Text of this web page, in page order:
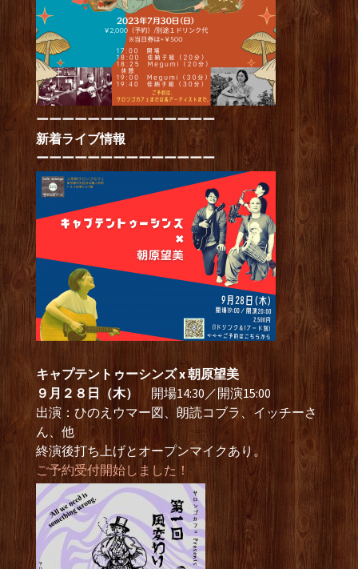
ーーーーーーーーーーーーーー
新着ライブ情報
ーーーーーーーーーーーーーー
キャプテントゥーシンズ x 朝原望美
９月２８日（木） 開場14:30／開演15:00
出演：ひのえウマー図、朗読コブラ、イッチーさ
ん、他
終演後打ち上げとオープンマイクあり。
ご予約受付開始しました！